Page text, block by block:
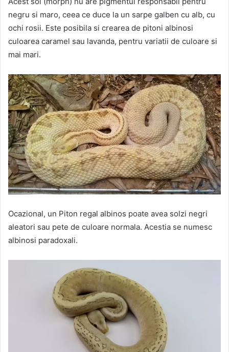
negru si maro, ceea ce duce la un sarpe galben cu alb, cu
ochi rosii. Este posibila si crearea de pitoni albinosi
culoarea caramel sau lavanda, pentru variatii de culoare si
mai mari.
Ocazional, un Piton regal albinos poate avea solzi negri
aleatori sau pete de culoare normala. Acestia se numesc
albinosi paradoxali.